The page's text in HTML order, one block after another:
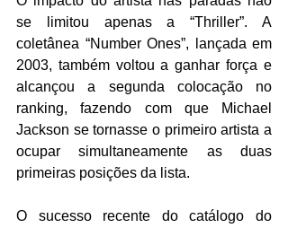
se limitou apenas a “Thriller”. A
coletânea “Number Ones”, lançada em
2003, também voltou a ganhar força e
alcançou a segunda colocação no
ranking, fazendo com que Michael
Jackson se tornasse o primeiro artista a
ocupar simultaneamente as duas
primeiras posições da lista.
O sucesso recente do catálogo do